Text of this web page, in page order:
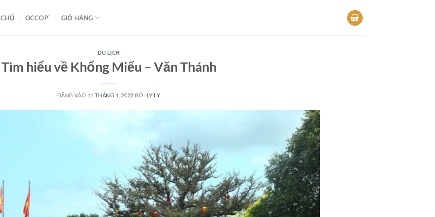
OCCOP` GIỎ HÀNG
DU LỊCH
Tìm hiểu về Khổng Miếu – Văn Thánh
ĐĂNG VÀO 11 THÁNG 1, 2022 BỞI LY LY